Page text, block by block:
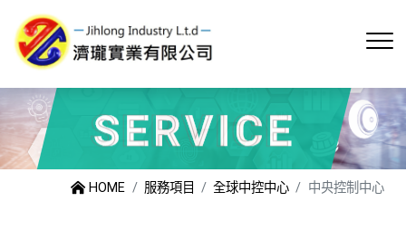
HOME 服務項目 全球中控中心 中央控制中心